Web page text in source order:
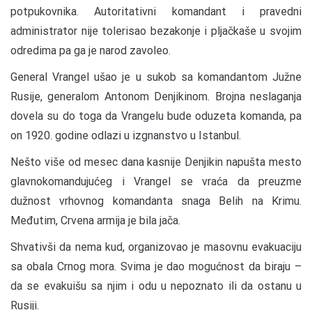
potpukovnika. Autoritativni komandant i pravedni
administrator nije tolerisao bezakonje i pljačkaše u svojim
odredima pa ga je narod zavoleo.
General Vrangel ušao je u sukob sa komandantom Južne
Rusije, generalom Antonom Denjikinom. Brojna neslaganja
dovela su do toga da Vrangelu bude oduzeta komanda, pa
on 1920. godine odlazi u izgnanstvo u Istanbul.
Nešto više od mesec dana kasnije Denjikin napušta mesto
glavnokomandujućeg i Vrangel se vraća da preuzme
dužnost vrhovnog komandanta snaga Belih na Krimu.
Međutim, Crvena armija je bila jača.
Shvativši da nema kud, organizovao je masovnu evakuaciju
sa obala Crnog mora. Svima je dao mogućnost da biraju –
da se evakuišu sa njim i odu u nepoznato ili da ostanu u
Rusiji.